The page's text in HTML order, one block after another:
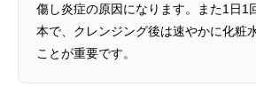
傷し炎症の原因になります。また1日1
本で、クレンジング後は速やかに化粧
ことが重要です。